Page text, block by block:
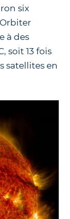
six
à des
soit 13 fois
satellites en